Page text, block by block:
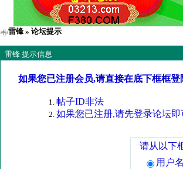
雷锋 » 论坛提示
雷锋 提示信息
如果您已注册会员,请直接在底下框框
帖子ID非法
如果您已注册,请先登录论坛即
请从以下
用户名